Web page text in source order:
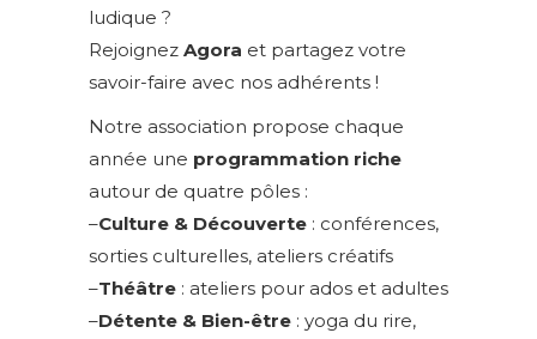
ludique ?
Rejoignez Agora et partagez votre
savoir-faire avec nos adhérents !
Notre association propose chaque
année une programmation riche
autour de quatre pôles :
–Culture & Découverte : conférences,
sorties culturelles, ateliers créatifs
–Théâtre : ateliers pour ados et adultes
–Détente & Bien-être : yoga du rire,